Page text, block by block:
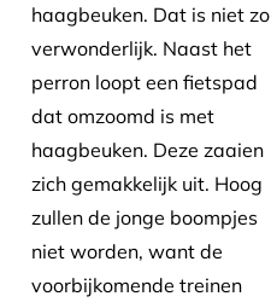
haagbeuken. Dat is niet zo
verwonderlijk. Naast het
perron loopt een fietspad
dat omzoomd is met
haagbeuken. Deze zaaien
zich gemakkelijk uit. Hoog
zullen de jonge boompjes
niet worden, want de
voorbijkomende treinen